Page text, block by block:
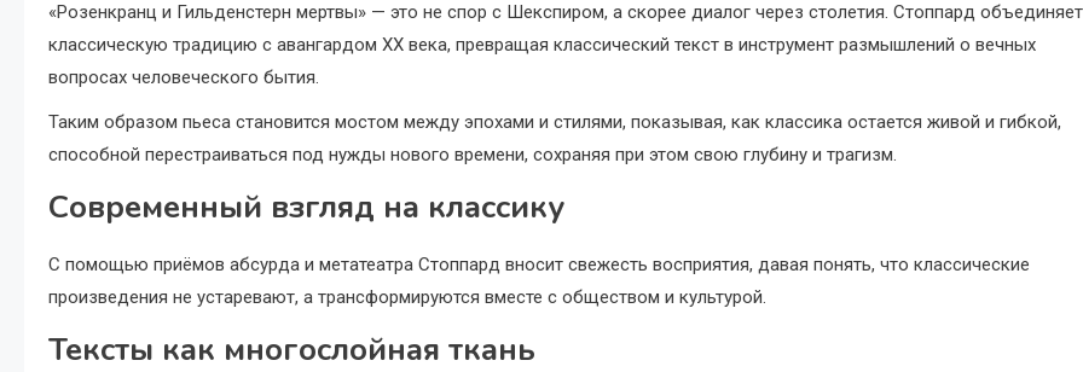
«Розенкранц и Гильденстерн мертвы» — это не спор с Шекспиром, а скорее диалог через столетия. Стоппард объединяет
классическую традицию с авангардом XX века, превращая классический текст в инструмент размышлений о вечных
вопросах человеческого бытия.
Таким образом пьеса становится мостом между эпохами и стилями, показывая, как классика остается живой и гибкой,
способной перестраиваться под нужды нового времени, сохраняя при этом свою глубину и трагизм.
Современный взгляд на классику
С помощью приёмов абсурда и метатеатра Стоппард вносит свежесть восприятия, давая понять, что классические
произведения не устаревают, а трансформируются вместе с обществом и культурой.
Тексты как многослойная ткань